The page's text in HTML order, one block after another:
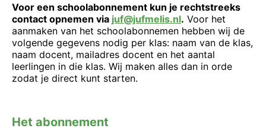
Voor een schoolabonnement kun je rechtstreeks
contact opnemen via juf@jufmelis.nl. Voor het
aanmaken van het schoolabonnemen hebben wij de
volgende gegevens nodig per klas: naam van de klas,
naam docent, mailadres docent en het aantal
leerlingen in die klas. Wij maken alles dan in orde
zodat je direct kunt starten.
Het abonnement